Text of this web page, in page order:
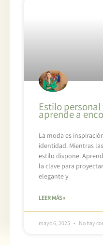
Estilo
aprende a
La moda es
identidad. Mientras
estilo dispone.
la clave para
elegante y
LEER MÁS »
mayo 6, 2025 No hay